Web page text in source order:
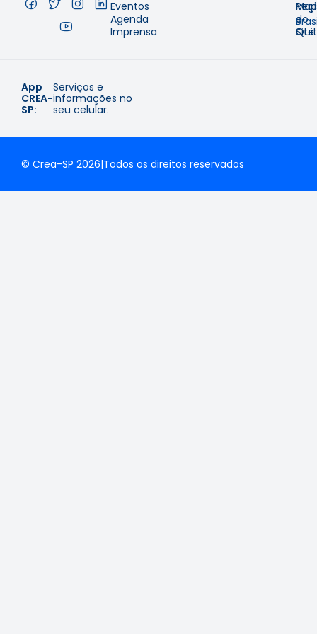
Eventos
Agenda
Imprensa
e
do
Site
–
App
CREA-
SP:
Serviços e
informações no
seu celular.
© Crea-SP 2026|Todos os direitos reservados